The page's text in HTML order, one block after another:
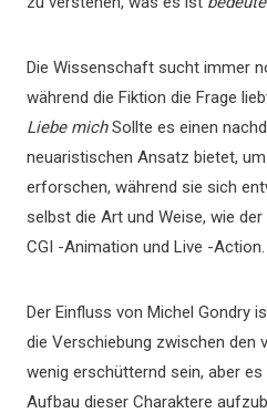
Die Wissenschaft sucht immer
während die Fiktion die Frage
Liebe michSollte es einen
neuaristischen Ansatz bietet,
erforschen, während sie sich
selbst die Art und Weise, wie
CGI -Animation und Live -Action.
Der Einfluss von Michel Gondry
die Verschiebung zwischen den
wenig erschütternd sein, aber
Aufbau dieser Charaktere